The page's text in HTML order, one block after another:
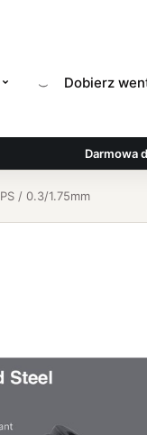
Dobierz
Darmowa
PS / 0.3/1.75mm